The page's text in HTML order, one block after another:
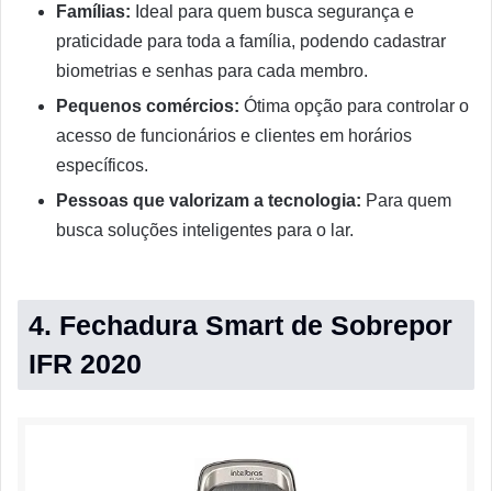
Famílias: Ideal para quem busca segurança e
praticidade para toda a família, podendo cadastrar
biometrias e senhas para cada membro.
Pequenos comércios: Ótima opção para controlar o
acesso de funcionários e clientes em horários
específicos.
Pessoas que valorizam a tecnologia: Para quem
busca soluções inteligentes para o lar.
4. Fechadura Smart de Sobrepor
IFR 2020